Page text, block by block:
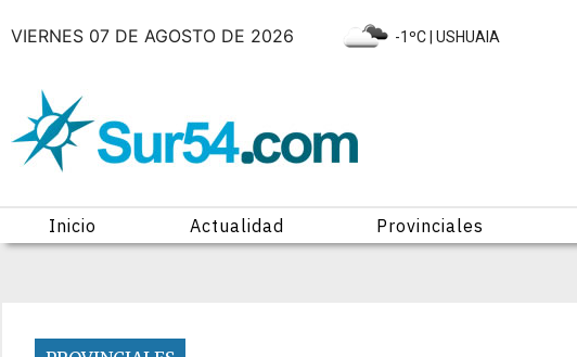
VIERNES 07 DE AGOSTO DE 2026 -1ºC | USHUAIA
Inicio Actualidad Provinciales